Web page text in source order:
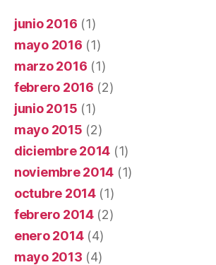
junio 2016 (1)
mayo 2016 (1)
marzo 2016 (1)
febrero 2016 (2)
junio 2015 (1)
mayo 2015 (2)
diciembre 2014 (1)
noviembre 2014 (1)
octubre 2014(1)
febrero 2014(2)
enero 2014(4)
mayo 2013 (4)